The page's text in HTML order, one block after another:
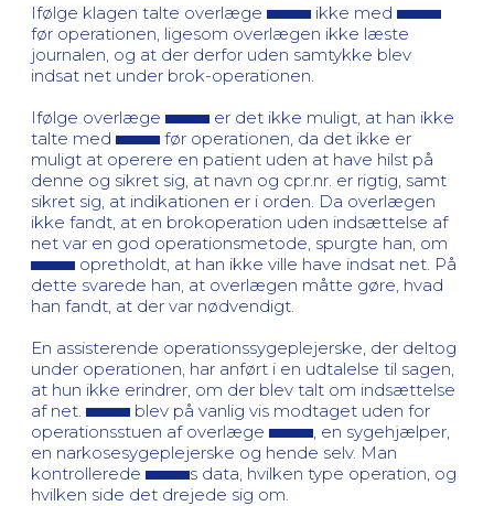
Ifølge klagen talte overlæge
ikke med
før operationen, ligesom overlægen ikke læste
journalen, og at der derfor uden samtykke blev
indsat net under brok-operationen.
Ifølge overlæge
er det ikke muligt, at han ikke
talte med
før operationen, da det ikke er
muligt at operere en patient uden at have hilst på
denne og sikret sig, at navn og cpr.nr. er rigtig, samt
sikret sig, at indikationen er i orden. Da overlægen
ikke fandt, at en brokoperation uden indsættelse af
net var en god operationsmetode, spurgte han, om
opretholdt, at han ikke ville have indsat net. På
dette svarede han, at overlægen måtte gøre, hvad
han fandt, at der var nødvendigt.
En assisterende operationssygeplejerske, der deltog
under operationen, har anført i en udtalelse til sagen,
at hun ikke erindrer, om der blev talt om indsættelse
af net.
blev på vanlig vis modtaget uden for
operationsstuen af overlæge
, en sygehjælper,
en narkosesygeplejerske og hende selv. Man
kontrollerede
s data, hvilken type operation, og
hvilken side det drejede sig om.